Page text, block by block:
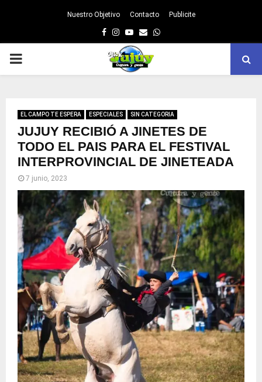
Nuestro Objetivo Contacto Publicite
Facebook
Instagram
Youtube
EmailWhatsapp
PRIMARY
EL CAMPO TE ESPERA ESPECIALES SIN CATEGORIA
JUJUY RECIBIÓ A JINETES DE
TODO EL PAIS PARA EL FESTIVAL
INTERPROVINCIAL DE JINETEADA
7 junio, 2023